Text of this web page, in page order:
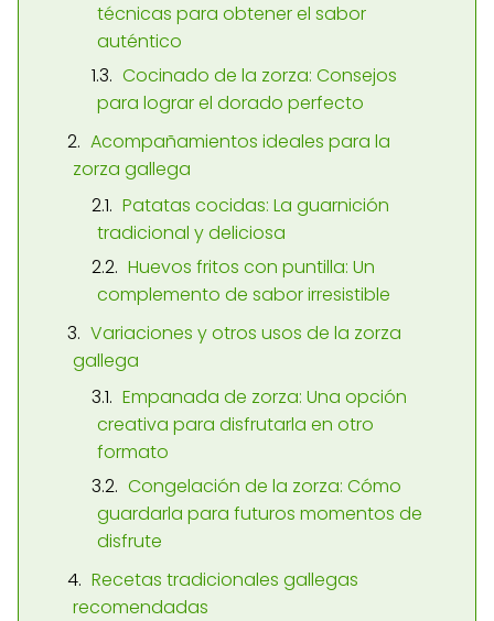
técnicas para obtener el sabor
auténtico
Cocinado de la zorza: Consejos
para lograr el dorado perfecto
Acompañamientos ideales para la
zorza gallega
Patatas cocidas: La guarnición
tradicional y deliciosa
Huevos fritos con puntilla: Un
complemento de sabor irresistible
Variaciones y otros usos de la zorza
gallega
Empanada de zorza: Una opción
creativa para disfrutarla en otro
formato
Congelación de la zorza: Cómo
guardarla para futuros momentos de
disfrute
Recetas tradicionales gallegas
recomendadas